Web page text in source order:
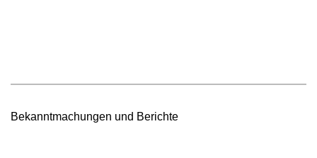
Bekanntmachungen und Berichte